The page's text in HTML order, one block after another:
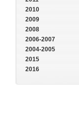
2010
2009
2008
2006-2007
2004-2005
2015
2016